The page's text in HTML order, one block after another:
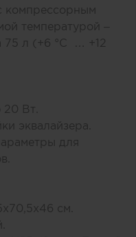
температурой –
75 л (+6 °C … +12
Вт.
эквалайзера.
для
см.